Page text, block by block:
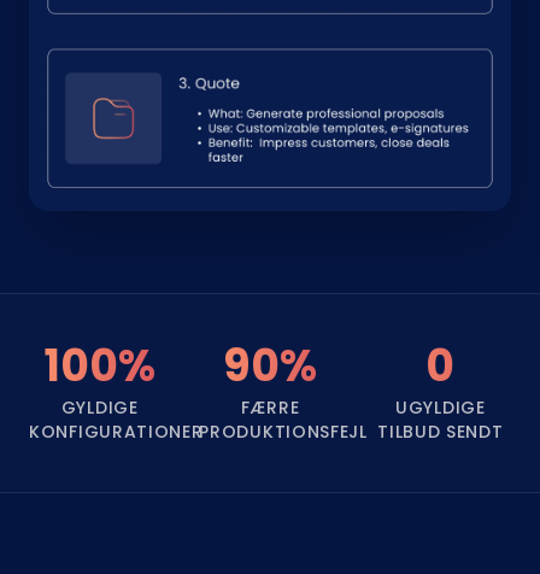
100%
GYLDIGE
KONFIGURATIONER
90%
FÆRRE
PRODUKTIONSFEJL
0
UGYLDIGE
TILBUD SENDT